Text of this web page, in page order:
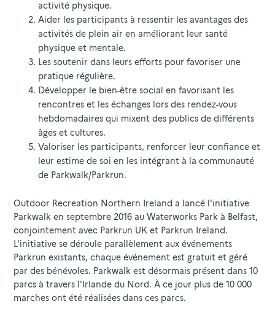
activité physique.
Aider les participants à ressentir les avantages des
activités de plein air en améliorant leur santé
physique et mentale.
Les soutenir dans leurs efforts pour favoriser une
pratique régulière.
Développer le bien-être social en favorisant les
rencontres et les échanges lors des rendez-vous
hebdomadaires qui mixent des publics de différents
âges et cultures.
Valoriser les participants, renforcer leur confiance et
leur estime de soi en les intégrant à la communauté
de Parkwalk/Parkrun.
Outdoor Recreation Northern Ireland a lancé l'initiative
Parkwalk en septembre 2016 au Waterworks Park à Belfast,
conjointement avec Parkrun UK et Parkrun Ireland.
L'initiative se déroule parallèlement aux événements
Parkrun existants, chaque événement est gratuit et géré
par des bénévoles. Parkwalk est désormais présent dans 10
parcs à travers l'Irlande du Nord. À ce jour plus de 10 000
marches ont été réalisées dans ces parcs.